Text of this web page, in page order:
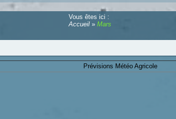
Vous êtes ici :
Accueil»Mars
Prévisions Météo Agricole